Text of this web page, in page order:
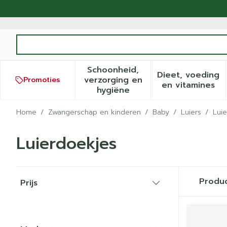
Promoties
Schoonheid,
verzorging en
hygiëneToon submenu voor
Dieet, voeding
en vitamines
Toon
Home / Zwangerschap en kinderen / Baby / Luiers /
Luierdoekjes
Prijs